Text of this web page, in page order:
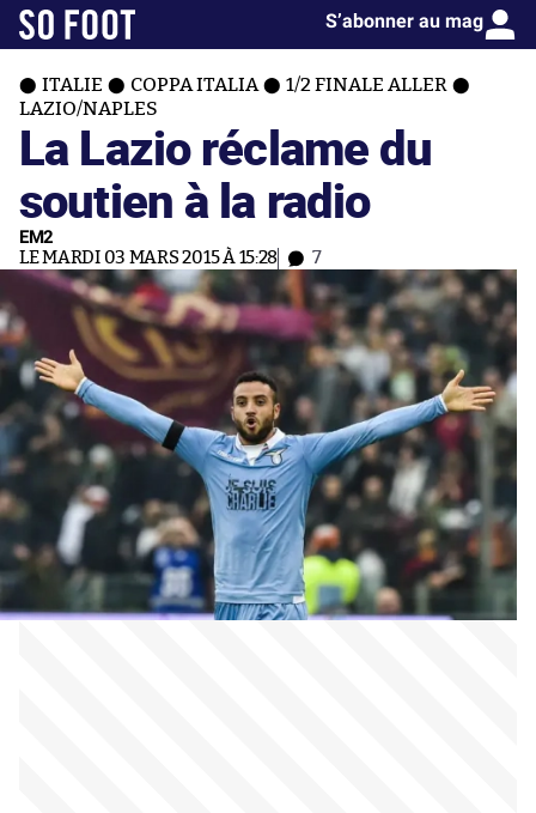
S’abonner au mag
ITALIE COPPA ITALIA
1/2 FINALE ALLER
LAZIO/NAPLES
La Lazio réclame du
soutien à la radio
EM2
LE MARDI 03 MARS 2015 À 15:28 7